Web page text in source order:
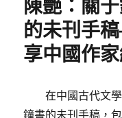
陳艷：關
的未刊手
享中國作
在中國古代文
鐘書的未刊手稿，